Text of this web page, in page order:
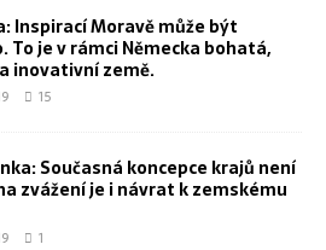
Inspirací Moravě může být
To je v rámci Německa bohatá,
inovativní země.
15
Současná koncepce krajů není
zvážení je i návrat k zemskému
1